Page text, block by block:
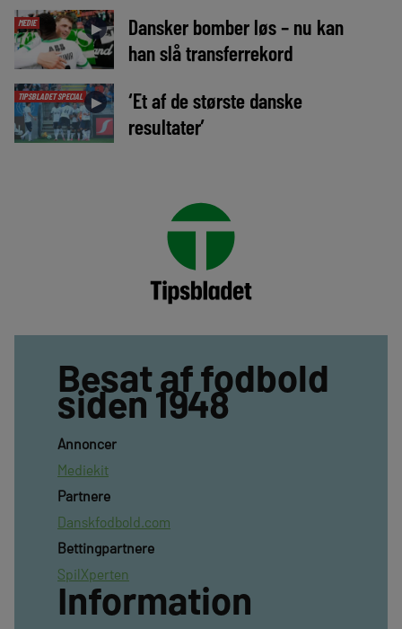
MEDIE ►
Dansker bomber løs – nu kan
han slå transferrekord
TIPSBLADET SPECIAL ►
‘Et af de største danske
resultater’
Besat af fodbold
siden 1948
Annoncer
Mediekit
Partnere
Danskfodbold.com
Bettingpartnere
SpilXperten
Information